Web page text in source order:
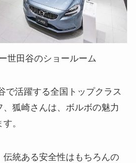
世田谷のショールーム
で活躍する全国トップクラス
狐崎さんは、ボルボの魅力
。
伝統ある安全性はもちろんの